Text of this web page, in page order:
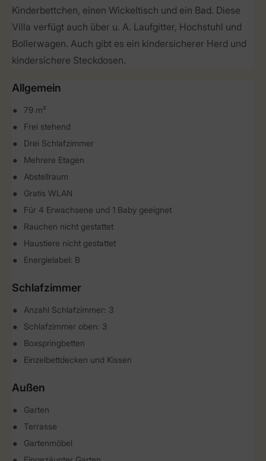
Kinderbettchen, einen Wickeltisch und ein Bad. Diese
Villa verfügt auch über u. A. Laufgitter, Hochstuhl und
Bollerwagen. Auch gibt es ein kindersicherer Herd und
kindersichere Steckdosen.
Allgemein
79 m²
Frei stehend
Drei Schlafzimmer
Mehrere Etagen
Abstellraum
Gratis WLAN
Für 4 Erwachsene und 1 Baby geeignet
Rauchen nicht gestattet
Haustiere nicht gestattet
Energielabel: B
Schlafzimmer
Anzahl Schlafzimmer: 3
Schlafzimmer oben: 3
Boxspringbetten
Einzelbettdecken und Kissen
Außen
Garten
Terrasse
Gartenmöbel